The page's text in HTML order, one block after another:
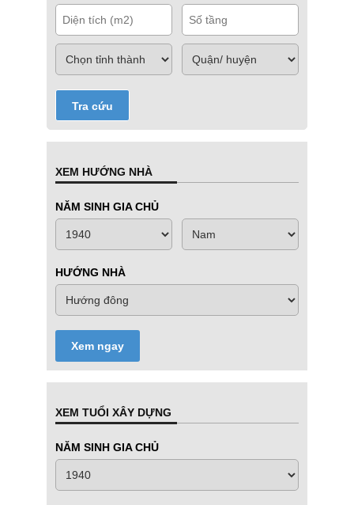
Tra cứu
XEM HƯỚNG NHÀ
NĂM SINH GIA CHỦ
HƯỚNG NHÀ
Xem ngay
XEM TUỔI XÂY DỰNG
NĂM SINH GIA CHỦ